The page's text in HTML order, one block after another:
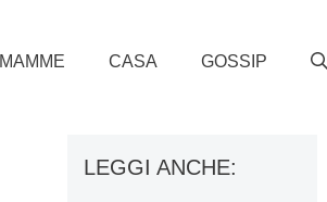
MAMME CASA GOSSIP
LEGGI ANCHE: